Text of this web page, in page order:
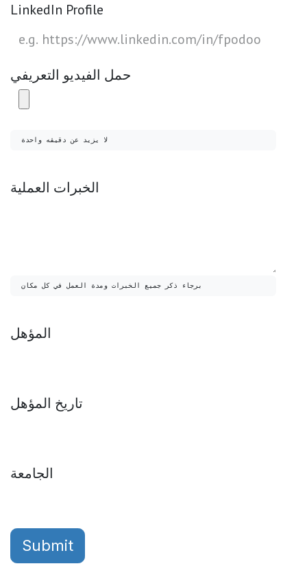
LinkedIn Profile
حمل الفيديو التعريفي
لا يزيد عن دقيقه واحدة
الخبرات العملية
برجاء ذكر جميع الخبرات ومدة العمل في كل مكان
المؤهل
تاريخ المؤهل
الجامعة
Submit